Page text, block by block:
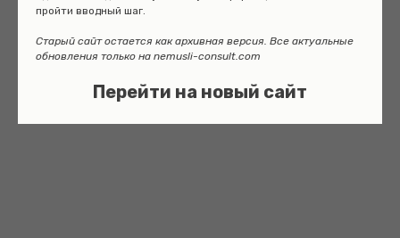
пройти вводный шаг.
Старый сайт остается как архивная версия. Все актуальные
обновления только на nemusli-consult.com
Перейти на новый сайт